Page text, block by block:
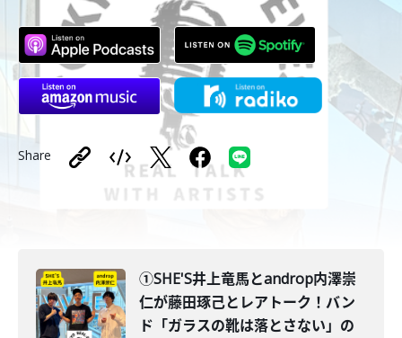
Share
①SHE'S井上竜馬とandrop内澤崇
仁が藤田琢己とレアトーク！バン
ド「ガラスの靴は落とさない」の